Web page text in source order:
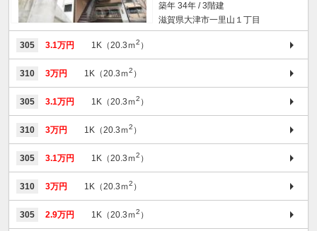
築年 34年 / 3階建
滋賀県大津市一里山１丁目
305 3.1万円 1K（20.3ｍ2 ）
310 3万円 1K（20.3ｍ2 ）
305 3.1万円 1K（20.3ｍ2 ）
310 3万円 1K（20.3ｍ2 ）
305 3.1万円 1K（20.3ｍ2 ）
310 3万円 1K（20.3ｍ2 ）
305 2.9万円 1K（20.3ｍ2 ）